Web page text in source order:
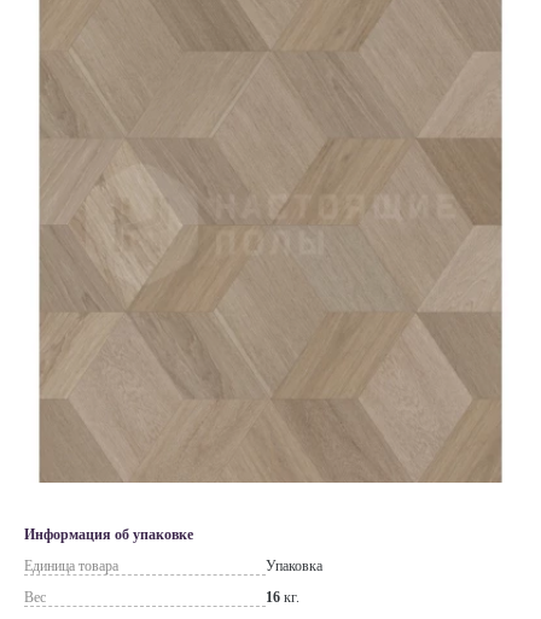
Информация об упаковке
Единица товара
Упаковка
Вес
16 кг.